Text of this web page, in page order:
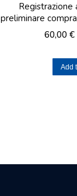
preliminare
60,00 €
Add